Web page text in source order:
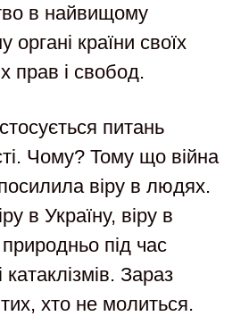
в найвищому
органі країни своїх
прав і свобод.
питань
Чому? Тому що війна
віру в людях.
в Україну, віру в
під час
Зараз
хто не молиться.